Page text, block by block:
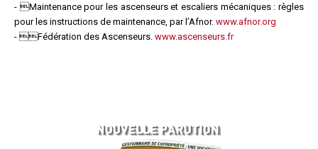
- Maintenance pour les ascenseurs et escaliers mécaniques : règles
pour les instructions de maintenance, par l’Afnor. www.afnor.org
- Fédération des Ascenseurs. www.ascenseurs.fr